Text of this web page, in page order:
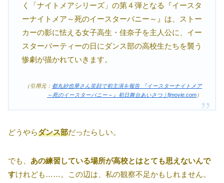
く「ナイトメアシリーズ」の第４弾となる『イースタ
ーナイトメア～死のイースターバニー～』は、ストー
カーの影に怯える女子高生・佳奈子を主人公に、イー
スターパーティーの日にダンス部の高校生たちを襲う
惨劇が描かれていきます。
（引用元： 都丸紗也華さん笑顔で初主演を報告 『イースターナイトメア
～死のイースターバニー～』初日舞台あいさつ｜fjmovie.com ）
どうやらダンス部だったらしい。
でも、 あの練習している場所が高校とはとても思えないんで
すけれども……。この辺は、私の観察不足かもしれません。